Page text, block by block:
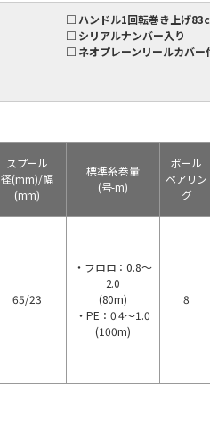
□ ハンドル1回転巻き上げ
□ シリアルナンバー入り
□ ネオプレーンリールカバー
スプール
径(mm)/幅
(mm)
標準糸巻量
(号-m)
ボール
ベアリン
グ
65/23
・フロロ：0.8～
2.0
(80m)
・PE：0.4～1.0
(100m)
8